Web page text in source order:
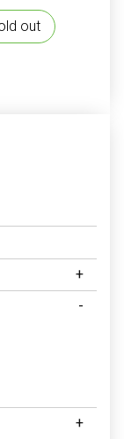
a
fost:
out
+
-
+